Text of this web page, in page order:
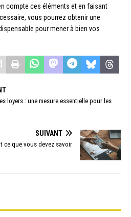
compte ces éléments et en faisant
vous pourrez obtenir une
pour mener à bien vos
loyers : une mesure essentielle pour les
SUIVANT
ce que vous devez savoir